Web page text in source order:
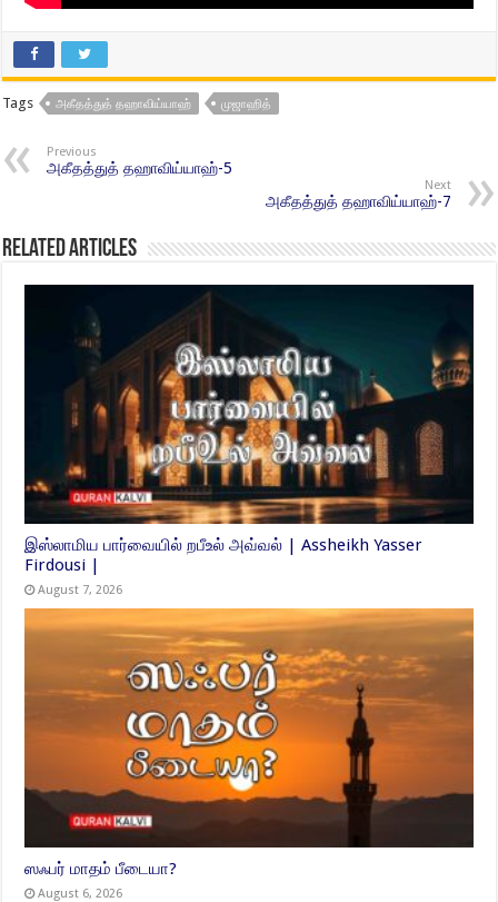
Tags அகீதத்துத் தஹாவிய்யாஹ் முஜாஹித்
Previous
அகீதத்துத் தஹாவிய்யாஹ்-5
Next
அகீதத்துத் தஹாவிய்யாஹ்-7
Related Articles
இஸ்லாமிய பார்வையில் றபீஉல் அவ்வல் | Assheikh Yasser
Firdousi |
August 7, 2026
ஸஃபர் மாதம் பீடையா?
August 6, 2026